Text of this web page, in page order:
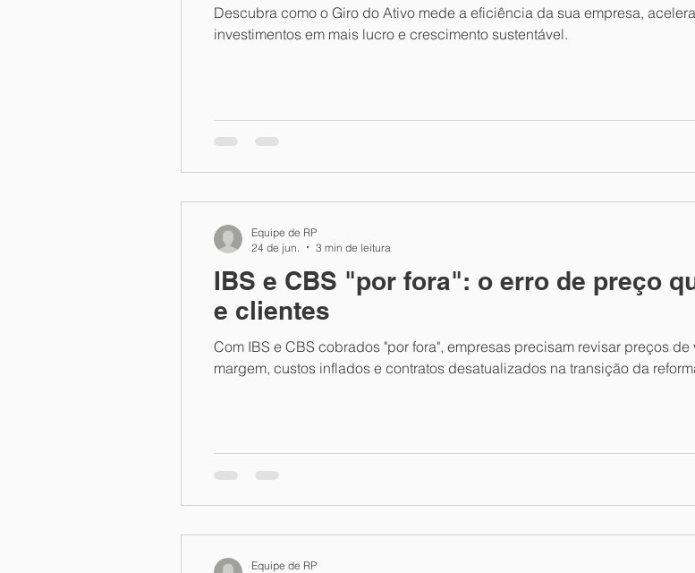
DIRPF Licenças FGTS Parcelamentos
Descubra como o Giro do Ativo mede a eficiência da sua empresa,
investimentos em mais lucro e crescimento sustentável.
IBS e CBS "por fora": o erro de preço
e clientes
Com IBS e CBS cobrados "por fora", empresas precisam revisar preços
margem, custos inflados e contratos desatualizados na transição da
Equipe de RP
24 de jun.
3 min de leitura
Equipe de RP